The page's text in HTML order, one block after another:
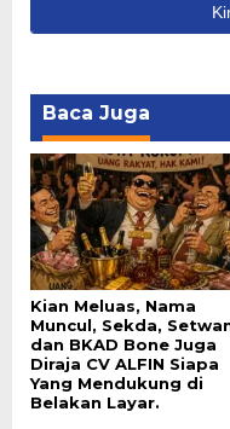
Baca Juga
Kian Meluas, Nama
Muncul, Sekda,
dan BKAD Bone Juga
Diraja CV ALFIN Siapa
Yang Mendukung di
Belakan Layar.